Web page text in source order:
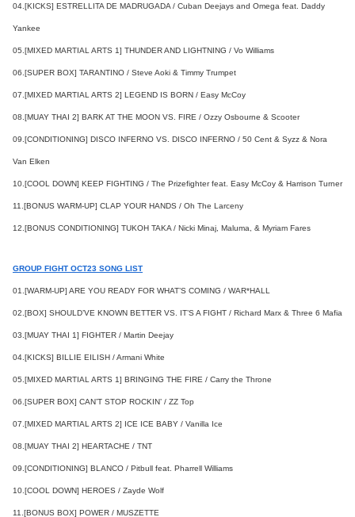
04.[KICKS] ESTRELLITA DE MADRUGADA / Cuban Deejays and Omega feat. Daddy
Yankee
05.[MIXED MARTIAL ARTS 1] THUNDER AND LIGHTNING / Vo Williams
06.[SUPER BOX] TARANTINO / Steve Aoki & Timmy Trumpet
07.[MIXED MARTIAL ARTS 2] LEGEND IS BORN / Easy McCoy
08.[MUAY THAI 2] BARK AT THE MOON VS. FIRE / Ozzy Osbourne & Scooter
09.[CONDITIONING] DISCO INFERNO VS. DISCO INFERNO / 50 Cent & Syzz & Nora
Van Elken
10.[COOL DOWN] KEEP FIGHTING / The Prizefighter feat. Easy McCoy & Harrison Turner
11.[BONUS WARM-UP] CLAP YOUR HANDS / Oh The Larceny
12.[BONUS CONDITIONING] TUKOH TAKA / Nicki Minaj, Maluma, & Myriam Fares
GROUP FIGHT OCT23 SONG LIST
01.[WARM-UP] ARE YOU READY FOR WHAT’S COMING / WAR*HALL
02.[BOX] SHOULD’VE KNOWN BETTER VS. IT’S A FIGHT / Richard Marx & Three 6 Mafia
03.[MUAY THAI 1] FIGHTER / Martin Deejay
04.[KICKS] BILLIE EILISH / Armani White
05.[MIXED MARTIAL ARTS 1] BRINGING THE FIRE / Carry the Throne
06.[SUPER BOX] CAN’T STOP ROCKIN’ / ZZ Top
07.[MIXED MARTIAL ARTS 2] ICE ICE BABY / Vanilla Ice
08.[MUAY THAI 2] HEARTACHE / TNT
09.[CONDITIONING] BLANCO / Pitbull feat. Pharrell Williams
10.[COOL DOWN] HEROES / Zayde Wolf
11.[BONUS BOX] POWER / MUSZETTE